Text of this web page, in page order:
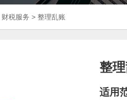
财税服务 > 整理乱账
整
适用